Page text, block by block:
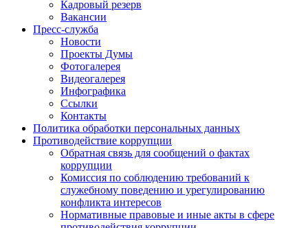
Кадровый резерв
Вакансии
Пресс-служба
Новости
Проекты Думы
Фотогалерея
Видеогалерея
Инфографика
Ссылки
Контакты
Политика обработки персональных данных
Прoтивoдeйствие кoрpупции
Обратная связь для сообщений о фактах
коррупции
Комиссия по соблюдению требований к
служебному поведению и урегулированию
конфликта интересов
Нормативные правовые и иные акты в сфере